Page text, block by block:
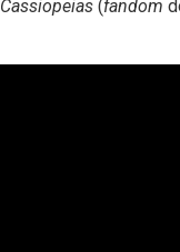
Cassiopeias (fandom